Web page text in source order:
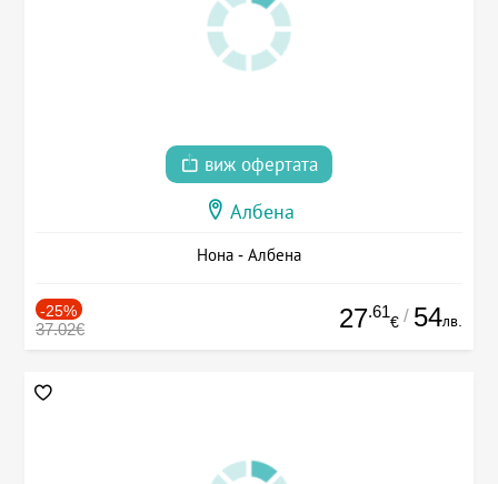
виж офертата
Албена
Нона - Албена
-25%
37.02€ 27.61
€ / 54лв.